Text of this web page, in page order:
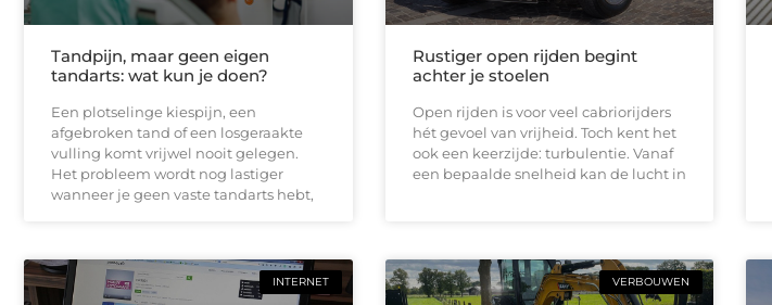
Tandpijn, maar geen eigen
tandarts: wat kun je doen?
Een plotselinge kiespijn, een
afgebroken tand of een losgeraakte
vulling komt vrijwel nooit gelegen.
Het probleem wordt nog lastiger
wanneer je geen vaste tandarts hebt,
Rustiger open rijden begint
achter je stoelen
Open rijden is voor veel cabriorijders
hét gevoel van vrijheid. Toch kent het
ook een keerzijde: turbulentie. Vanaf
een bepaalde snelheid kan de lucht in
INTERNET VERBOUWEN